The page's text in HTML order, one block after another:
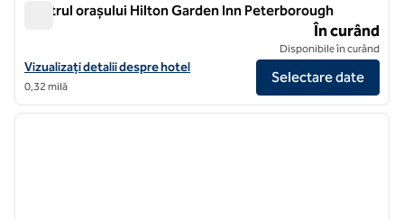
Centrul orașului Hilton Garden Inn Peterborough
Centrul orașului Hilton Garden Inn Peterborough
Vizualizați detaliile hotelului Hilton Garden Inn Peterborough City
Vizualizați detalii despre hotel
0,32 milă
În curând
Disponibile în curând
Selectare date
1/12
1 din 12